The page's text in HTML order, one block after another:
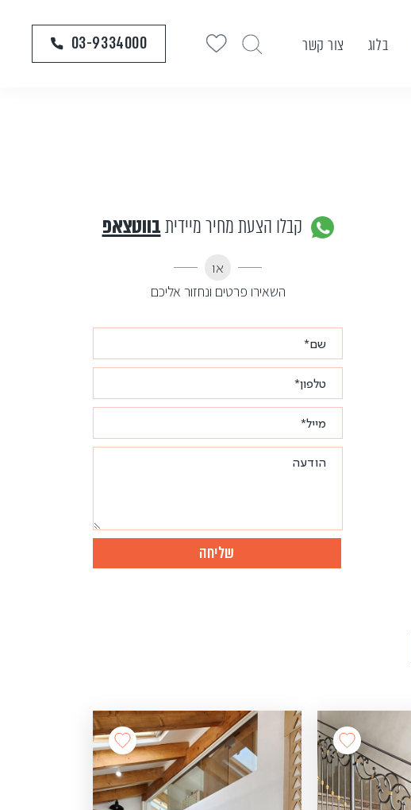
בלוג צור קשר 03-9334000
קבלו הצעת מחיר מיידיתבווטצאפ
או
השאירו פרטים ונחזור אליכם